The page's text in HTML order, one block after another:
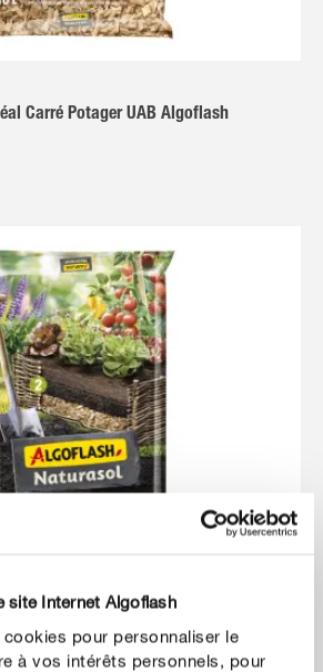
site Internet Algoflash
pour personnaliser le
à vos intérêts personnels, pour
Carré Potager UAB Algoflash